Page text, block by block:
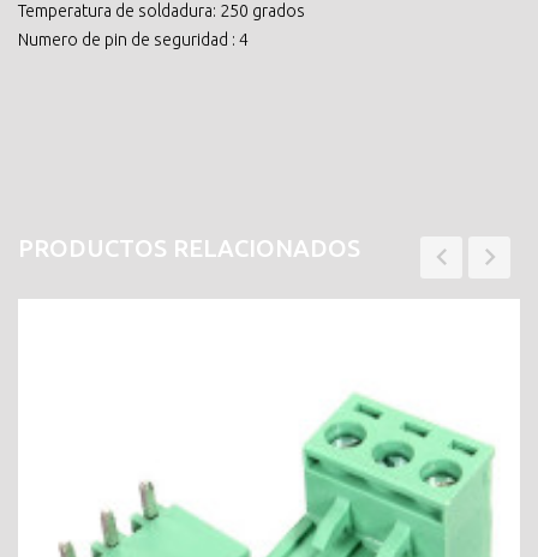
Temperatura de soldadura: 250 grados
Numero de pin de seguridad : 4
PRODUCTOS RELACIONADOS